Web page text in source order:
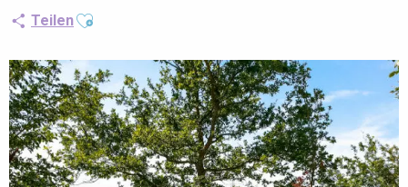
TeilenAjouter aux favoris